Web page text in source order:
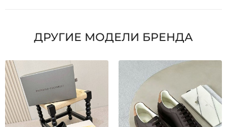
ДРУГИЕ МОДЕЛИ БРЕНДА